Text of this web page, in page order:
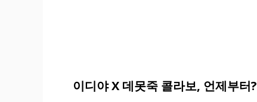
이디야 X 데못죽 콜라보, 언제부터?